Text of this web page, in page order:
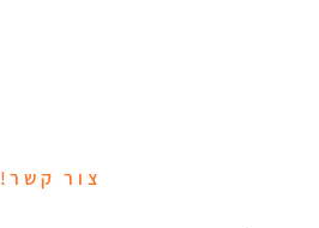
צור קשר!